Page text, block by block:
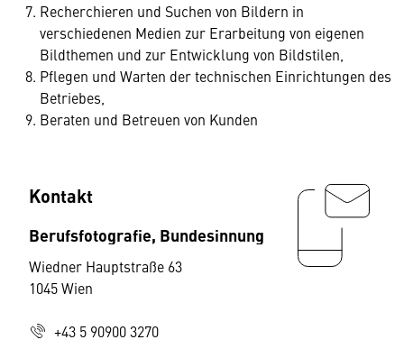
Recherchieren und Suchen von Bildern in
verschiedenen Medien zur Erarbeitung von eigenen
Bildthemen und zur Entwicklung von Bildstilen,
Pflegen und Warten der technischen Einrichtungen des
Betriebes,
Beraten und Betreuen von Kunden
Kontakt
Berufsfotografie, Bundesinnung
Wiedner Hauptstraße 63
1045 Wien
+43 5 90900 3270